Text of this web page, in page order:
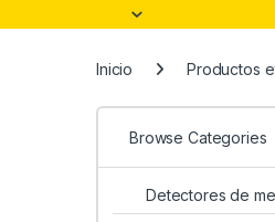
Inicio Productos
Browse Categories
Detectores de